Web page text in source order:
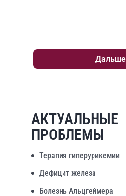
Дальше
АКТУАЛЬНЫЕ
ПРОБЛЕМЫ
Терапия гиперурикемии
Дефицит железа
Болезнь Альцгеймера